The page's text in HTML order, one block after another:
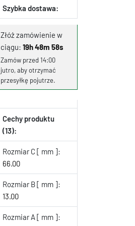
Szybka dostawa:
Złóż zamówienie w
ciągu: 19h 48m 57s
Zamów przed 14:00
jutro, aby otrzymać
przesyłkę pojutrze.
Cechy produktu
(13):
Rozmiar C [ mm ]:
66.00
Rozmiar B [ mm ]:
13.00
Rozmiar A [ mm ]: